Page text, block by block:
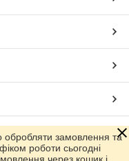
замовлення та
роботи сьогодні